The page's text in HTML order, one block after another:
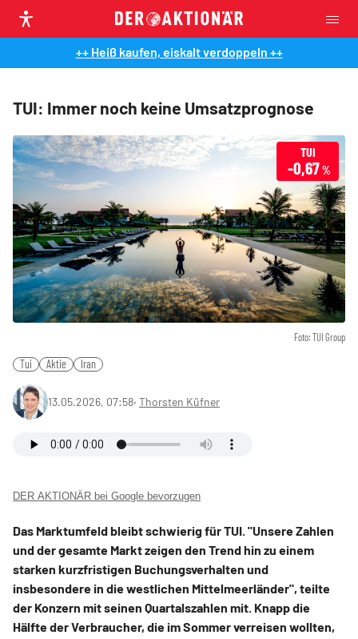
++ Heiß kaufen, eiskalt verdoppeln ++
TUI: Immer noch keine Umsatzprognose
Foto: TUI Group
TUI
-0,67%
Tui Aktie Iran
13.05.2026, 07:58‧ Thorsten Küfner
DER AKTIONÄR bei Google bevorzugen
Das Marktumfeld bleibt schwierig für TUI. "Unsere Zahlen
und der gesamte Markt zeigen den Trend hin zu einem
starken kurzfristigen Buchungsverhalten und
insbesondere in die westlichen Mittelmeerländer", teilte
der Konzern mit seinen Quartalszahlen mit. Knapp die
Hälfte der Verbraucher, die im Sommer verreisen wollten,